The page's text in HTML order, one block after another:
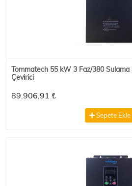
Tommatech 55 kW 3 Faz/380
Çevirici
89.906,91 ₺
Sepete Ekle